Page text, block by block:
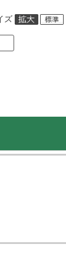
ズ